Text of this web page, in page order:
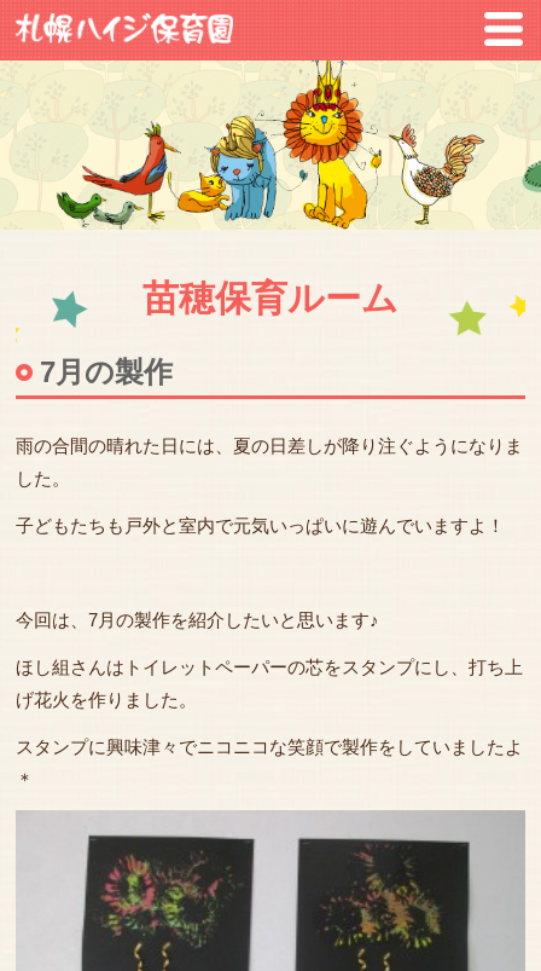
苗穂保育ルーム
7月の製作
雨の合間の晴れた日には、夏の日差しが降り注ぐようになりま
した。
子どもたちも戸外と室内で元気いっぱいに遊んでいますよ！
今回は、7月の製作を紹介したいと思います♪
ほし組さんはトイレットペーパーの芯をスタンプにし、打ち上
げ花火を作りました。
スタンプに興味津々でニコニコな笑顔で製作をしていましたよ
＊